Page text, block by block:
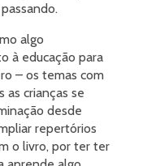
algo
à educação para
– os temas com
as crianças se
desde
repertórios
o livro, por ter ter